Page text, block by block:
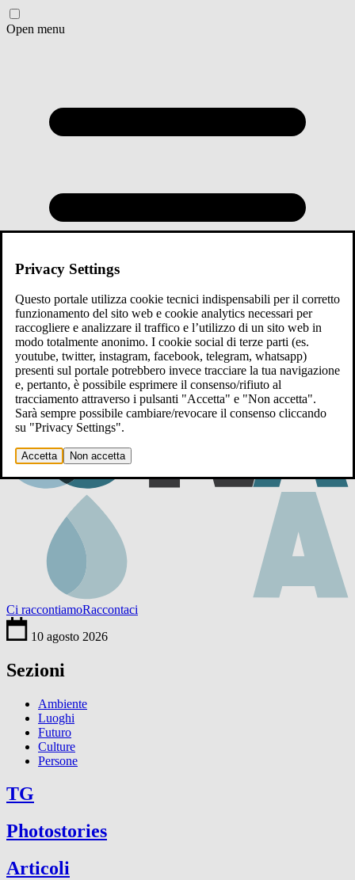
Open menu
Ci raccontiamoRaccontaci
10 agosto 2026
Sezioni
Ambiente
Luoghi
Futuro
Culture
Persone
TG
Photostories
Articoli
Privacy Settings
Questo portale utilizza cookie tecnici indispensabili per il corretto
funzionamento del sito web e cookie analytics necessari per
raccogliere e analizzare il traffico e l’utilizzo di un sito web in
modo totalmente anonimo. I cookie social di terze parti (es.
youtube, twitter, instagram, facebook, telegram, whatsapp)
presenti sul portale potrebbero invece tracciare la tua navigazione
e, pertanto, è possibile esprimere il consenso/rifiuto al
tracciamento attraverso i pulsanti "Accetta" e "Non accetta".
Sarà sempre possibile cambiare/revocare il consenso cliccando
su "Privacy Settings".
Accetta Non accetta